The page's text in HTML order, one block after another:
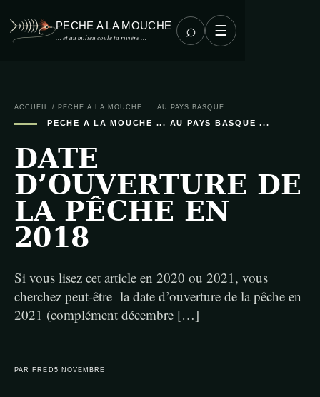
PECHE A LA MOUCHE
… et au milieu coule ta rivière … ⌕ ☰
ACCUEIL / PECHE A LA MOUCHE ... AU PAYS BASQUE ...
PECHE A LA MOUCHE ... AU PAYS BASQUE ...
DATE
D’OUVERTURE DE
LA PÊCHE EN
2018
Si vous lisez cet article en 2020 ou 2021, vous
cherchez peut-être la date d’ouverture de la pêche en
2021 (complément décembre […]
PAR FRED 5 NOVEMBRE